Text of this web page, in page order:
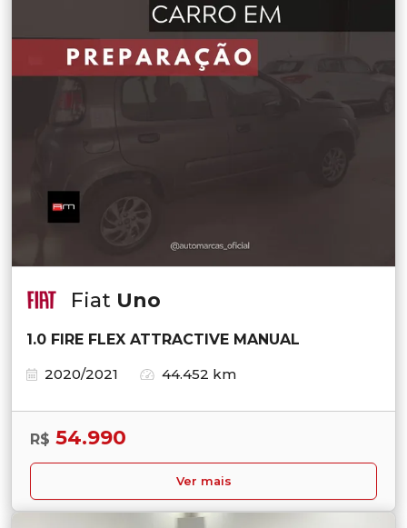
Fiat Uno
1.0 FIRE FLEX ATTRACTIVE MANUAL
2020/2021
44.452 km
R$ 54.990
Ver mais